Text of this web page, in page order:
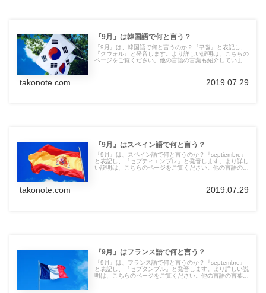
『9月』は韓国語で何と言う？
『9月』は、韓国語で何と言うのか？『구월』と表記し、
『クウォル』と発音します。より詳しい説明は、こちらの
ページをご覧ください。他の言語の言葉も紹介していま
takonote.com 2019.07.29
『9月』はスペイン語で何と言う？
『9月』は、スペイン語で何と言うのか？『septiembre』
と表記し、『セプティエンブレ』と発音します。より詳し
い説明は、こちらのページをご覧ください。他の言語の言
takonote.com 2019.07.29
『9月』はフランス語で何と言う？
『9月』は、フランス語で何と言うのか？『septembre』
と表記し、『セプタンブル』と発音します。より詳しい説
明は、こちらのページをご覧ください。他の言語の言葉も